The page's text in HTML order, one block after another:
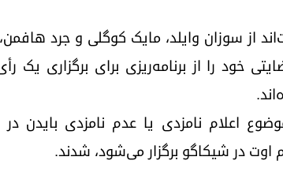
از سوزان وایلد، مایک کوگلی و جرد
خود را از برنامه‌ریزی برای برگزاری یک
اعلام نامزدی یا عدم نامزدی بایدن
در شیکاگو برگزار می‌شود، شدند.